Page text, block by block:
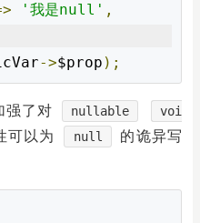
'我是null' ,
->$prop );
强了对 nullable
voi
可以为 null
的诡异写